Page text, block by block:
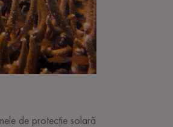
de protecție solară